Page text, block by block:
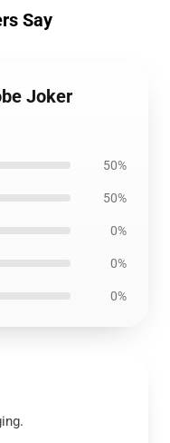
Say
Joker
50%
50%
0%
0%
0%